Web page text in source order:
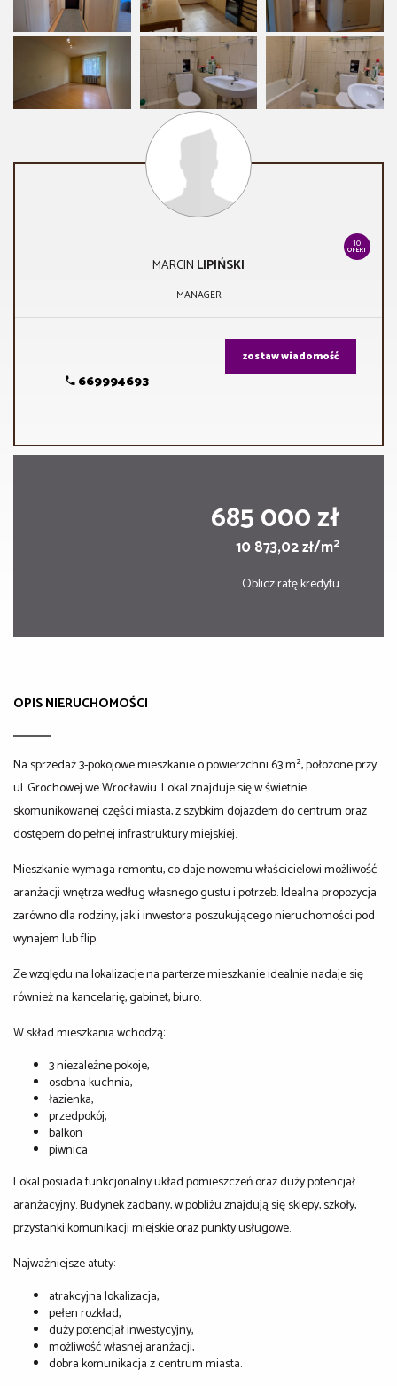
10
OFERT
MARCIN LIPIŃSKI
MANAGER
669994693
zostaw wiadomość
685 000 zł
10 873,02 zł/m2
Oblicz ratę kredytu
OPIS NIERUCHOMOŚCI
Na sprzedaż 3-pokojowe mieszkanie o powierzchni 63 m², położone przy
ul. Grochowej we Wrocławiu. Lokal znajduje się w świetnie
skomunikowanej części miasta, z szybkim dojazdem do centrum oraz
dostępem do pełnej infrastruktury miejskiej.
Mieszkanie wymaga remontu, co daje nowemu właścicielowi możliwość
aranżacji wnętrza według własnego gustu i potrzeb. Idealna propozycja
zarówno dla rodziny, jak i inwestora poszukującego nieruchomości pod
wynajem lub flip.
Ze względu na lokalizacje na parterze mieszkanie idealnie nadaje się
również na kancelarię, gabinet, biuro.
W skład mieszkania wchodzą:
3 niezależne pokoje,
osobna kuchnia,
łazienka,
przedpokój,
balkon
piwnica
Lokal posiada funkcjonalny układ pomieszczeń oraz duży potencjał
aranżacyjny. Budynek zadbany, w pobliżu znajdują się sklepy, szkoły,
przystanki komunikacji miejskie oraz punkty usługowe.
Najważniejsze atuty:
atrakcyjna lokalizacja,
pełen rozkład,
duży potencjał inwestycyjny,
możliwość własnej aranżacji,
dobra komunikacja z centrum miasta.